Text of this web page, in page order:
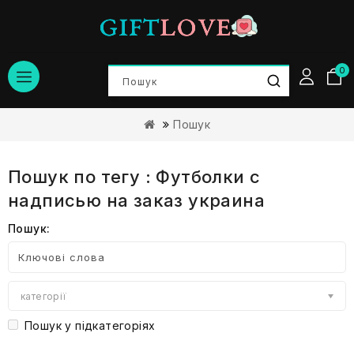
0
Пошук
Пошук по тегу : Футболки с
надписью на заказ украина
Пошук:
категорії
Пошук у підкатегоріях